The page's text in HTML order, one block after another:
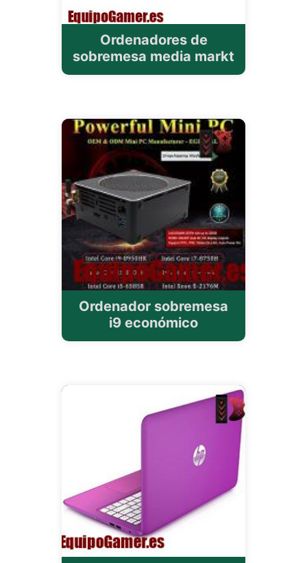
Ordenadores de
sobremesa media markt
Ordenador sobremesa
i9 económico